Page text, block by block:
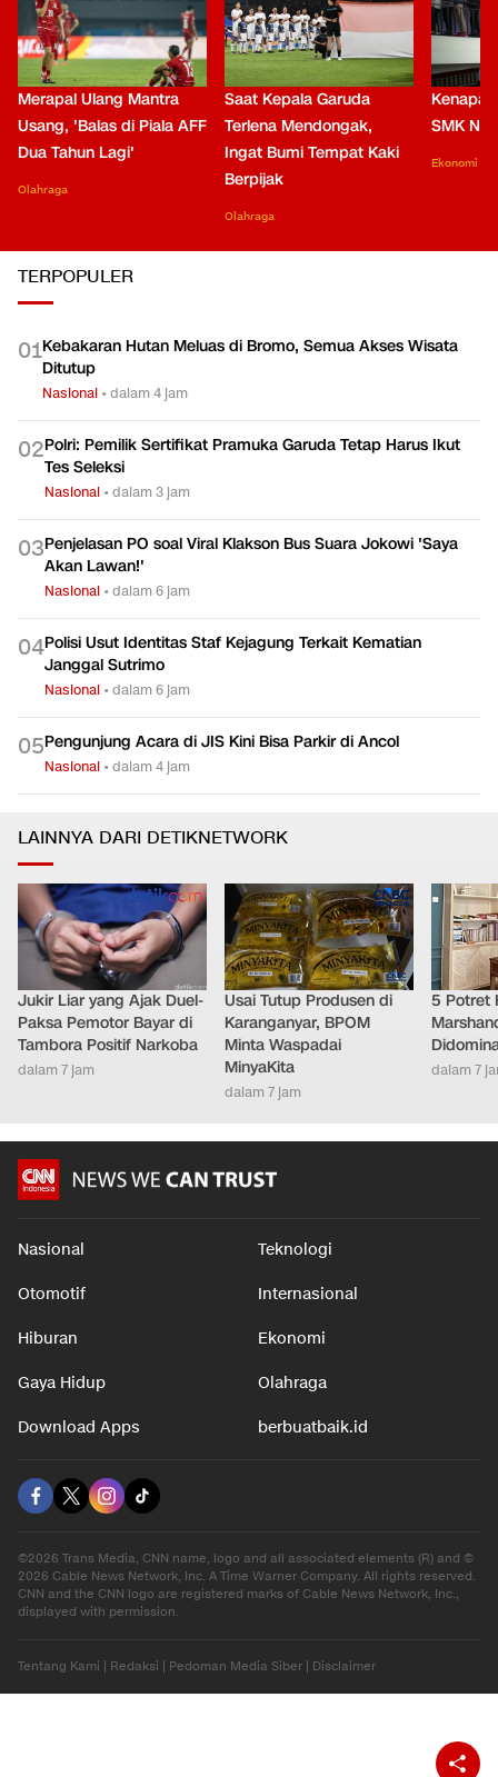
Merapal Ulang Mantra
Usang, 'Balas di Piala AFF
Dua Tahun Lagi'
Olahraga
Saat Kepala Garuda
Terlena Mendongak,
Ingat Bumi Tempat Kaki
Berpijak
Olahraga
Kenapa
SMK
Ekonomi
TERPOPULER
01Kebakaran Hutan Meluas di Bromo, Semua Akses Wisata
Ditutup
Nasional •dalam 4 jam
02Polri: Pemilik Sertifikat Pramuka Garuda Tetap Harus Ikut
Tes Seleksi
Nasional •dalam 3 jam
03Penjelasan PO soal Viral Klakson Bus Suara Jokowi 'Saya
Akan Lawan!'
Nasional •dalam 6 jam
04Polisi Usut Identitas Staf Kejagung Terkait Kematian
Janggal Sutrimo
Nasional •dalam 6 jam
05Pengunjung Acara di JIS Kini Bisa Parkir di Ancol
Nasional •dalam 4 jam
LAINNYA DARI DETIKNETWORK
Jukir Liar yang Ajak Duel-
Paksa Pemotor Bayar di
Tambora Positif Narkoba
dalam 7 jam
Usai Tutup Produsen di
Karanganyar, BPOM
Minta Waspadai
MinyaKita
dalam 7 jam
5 Potret
dalam 7
Nasional Teknologi
Otomotif Internasional
Hiburan Ekonomi
Gaya Hidup Olahraga
Download Apps berbuatbaik.id
©2026 Trans Media, CNN name, logo and all associated elements (R) and ©
2026 Cable News Network, Inc. A Time Warner Company. All rights reserved.
CNN and the CNN logo are registered marks of Cable News Network, Inc.,
displayed with permission.
Tentang Kami | Redaksi | Pedoman Media Siber | Disclaimer